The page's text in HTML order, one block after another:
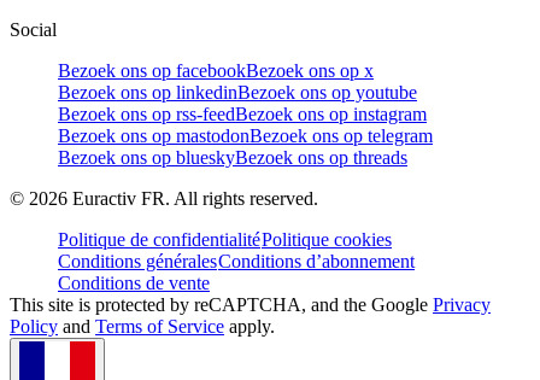
Social
Bezoek ons op facebookBezoek ons op x
Bezoek ons op linkedinBezoek ons op youtube
Bezoek ons op rss-feedBezoek ons op instagram
Bezoek ons op mastodonBezoek ons op telegram
Bezoek ons op blueskyBezoek ons op threads
© 2026 Euractiv FR. All rights reserved.
Politique de confidentialitéPolitique cookies
Conditions généralesConditions d’abonnement
Conditions de vente
This site is protected by reCAPTCHA, and the Google Privacy
Policy and Terms of Service apply.